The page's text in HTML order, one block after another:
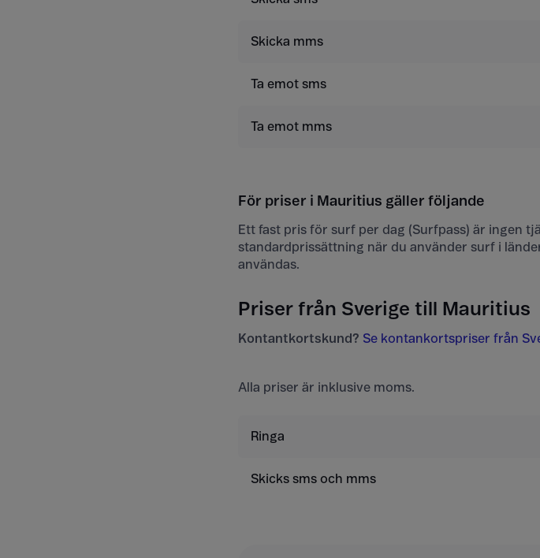
Skicka mms
Ta emot sms
Ta emot mms
För priser i Mauritius gäller följande
Ett fast pris för surf per dag (Surfpass) är ingen
standardprissättning när du använder surf i
användas.
Priser från Sverige till Mauritius
Kontantkortskund? Se kontankortspriser från
Alla priser är inklusive moms.
Ringa
Skicks sms och mms